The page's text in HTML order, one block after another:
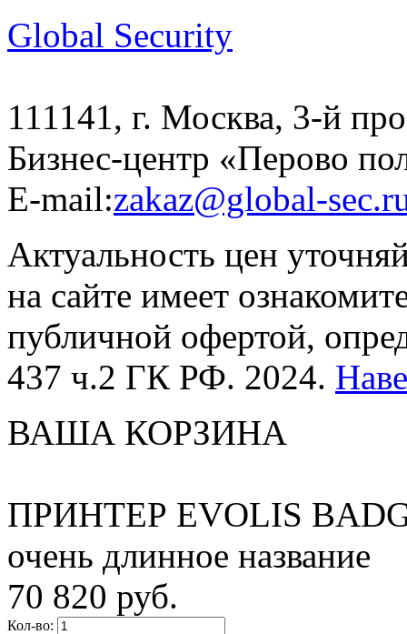
Global Security
111141, г. Москва, 3-й
Бизнес-центр «Перово
E-mail:zakaz@global-
Актуальность цен
на сайте имеет
публичной офертой,
437 ч.2 ГК РФ. 2024.
ВАША КОРЗИНА
ПРИНТЕР EVOLIS
очень длинное название
70 820 руб.
Кол-во: